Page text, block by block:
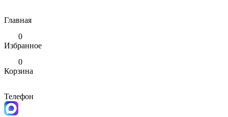
Главная
0
Избранное
0
Корзина
Телефон